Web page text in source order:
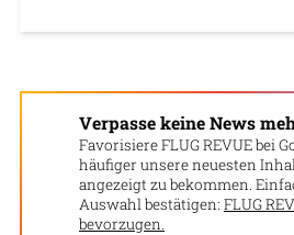
Verpasse keine News
Favorisiere FLUG REVUE bei
häufiger unsere neuesten
angezeigt zu bekommen.
Auswahl bestätigen: FLUG
bevorzugen.